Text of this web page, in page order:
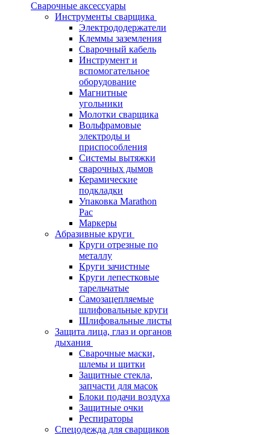
Сварочные аксессуары
Инструменты сварщика
Электрододержатели
Клеммы заземления
Сварочный кабель
Инструмент и
вспомогательное
оборудование
Магнитные
угольники
Молотки сварщика
Вольфрамовые
электроды и
приспособления
Системы вытяжки
сварочных дымов
Керамические
подкладки
Упаковка Marathon
Pac
Маркеры
Абразивные круги
Круги отрезные по
металлу
Круги зачистные
Круги лепестковые
тарельчатые
Самозацепляемые
шлифовальные круги
Шлифовальные листы
Защита лица, глаз и органов
дыхания
Сварочные маски,
шлемы и щитки
Защитные стекла,
запчасти для масок
Блоки подачи воздуха
Защитные очки
Респираторы
Спецодежда для сварщиков